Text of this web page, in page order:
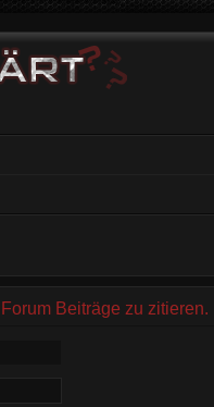
Beiträge zu zitieren.